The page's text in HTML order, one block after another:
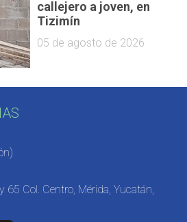
callejero a joven, en
Tizimín
05 de agosto de 2026
Col. Centro, Mérida, Yucatán,